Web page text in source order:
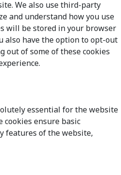
We also use third-party
and understand how you use
will be stored in your browser
also have the option to opt-out
out of some of these cookies
essential for the website
ensure basic
features of the website,